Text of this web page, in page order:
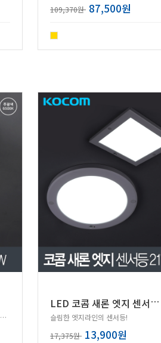
109,370원 87,500원
모던한 블랙 철제의 육각디자인 인테리어 조명 센서등!
L
ED 코콤 새론 엣지 센서등 21W (원형/사각)
슬림한 엣지라인의 센서등!
17,375원 13,900원